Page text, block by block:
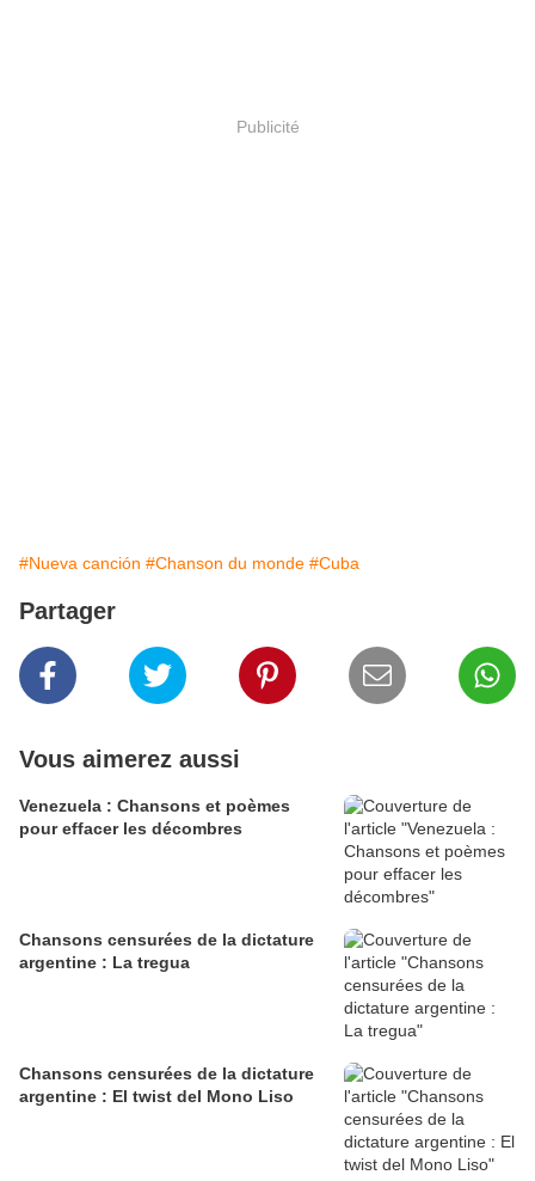
Publicité
#Nueva canción #Chanson du monde #Cuba
Partager
Vous aimerez aussi
Venezuela : Chansons et poèmes
pour effacer les décombres
Chansons censurées de la dictature
argentine : La tregua
Chansons censurées de la dictature
argentine : El twist del Mono Liso